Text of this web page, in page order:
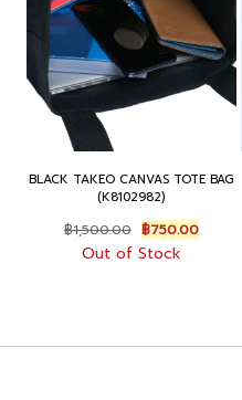
BLACK TAKEO CANVAS TOTE BAG
(K8102982)
฿1,500.00 Original
price
was:
฿750.00Current
price
Out of Stock